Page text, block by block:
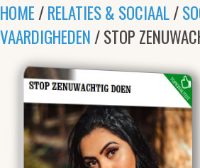
HOME/RELATIES & SOCIAAL/
VAARDIGHEDEN/ STOP